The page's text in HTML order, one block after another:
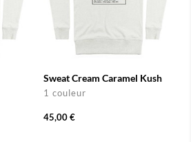
Sweat Cream Caramel Kush
1 couleur
45,00 €